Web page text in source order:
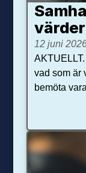
12 juni
vad som är
bemöta